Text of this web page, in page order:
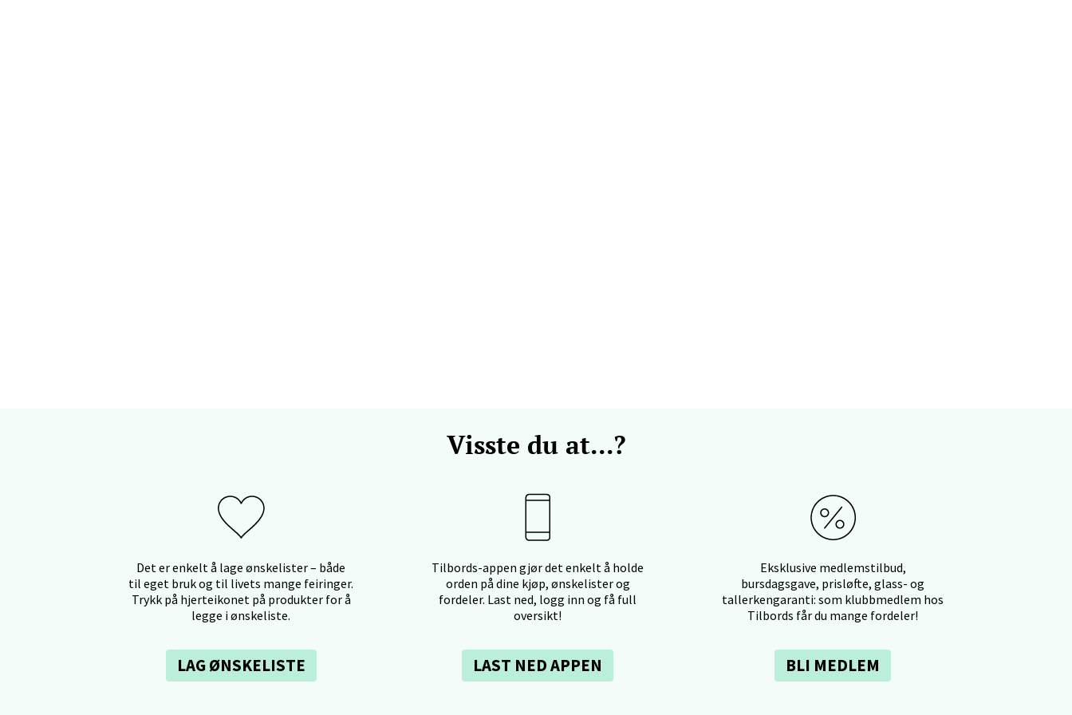
Visste du at...?
Det er enkelt å lage ønskelister – både
til eget bruk og til livets mange feiringer.
Trykk på hjerteikonet på produkter for å
legge i ønskeliste.
LAG ØNSKELISTE
Tilbords-appen gjør det enkelt å holde
orden på dine kjøp, ønskelister og
fordeler. Last ned, logg inn og få full
oversikt!
LAST NED APPEN
Eksklusive medlemstilbud,
bursdagsgave, prisløfte, glass- og
tallerkengaranti: som klubbmedlem hos
Tilbords får du mange fordeler!
BLI MEDLEM
Myrdalsvegen 2, 5130 Nyborg
Torget 7, 3210 Sandefjord
Åpent i dag 10-18
Velg
Tromsø - Jekta Storsenter